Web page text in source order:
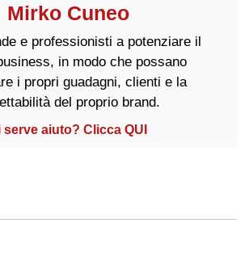
Mirko Cuneo
e professionisti a potenziare il
in modo che possano
i propri guadagni, clienti e la
del proprio brand.
serve aiuto? Clicca QUI